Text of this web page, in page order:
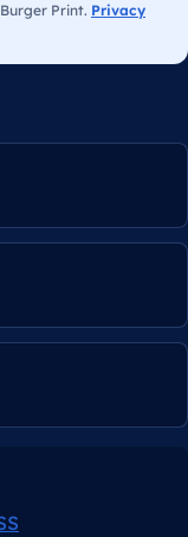
Print. Privacy